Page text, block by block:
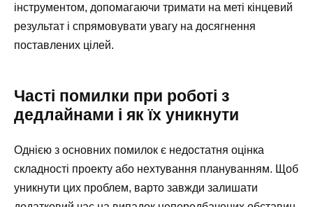
інструментом, допомагаючи тримати на меті кінцевий
результат і спрямовувати увагу на досягнення
поставлених цілей.
Часті помилки при роботі з
дедлайнами і як їх уникнути
Однією з основних помилок є недостатня оцінка
складності проекту або нехтування плануванням. Щоб
уникнути цих проблем, варто завжди залишати